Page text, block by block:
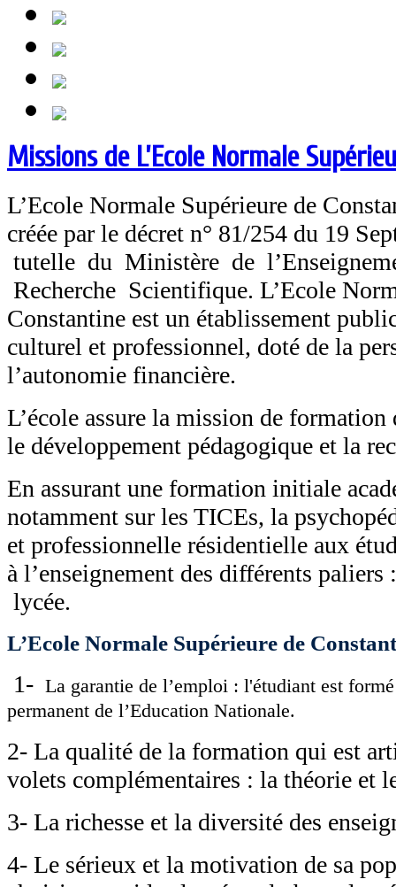
Missions de L’Ecole Normale
L’Ecole Normale Supérieure de
créée par le décret n° 81/254 du 19
tutelle du Ministère de
Recherche Scientifique. L’Ecole
Constantine est un établissement
culturel et professionnel, doté de la
l’autonomie financière.
L’école assure la mission de formation
le développement pédagogique et la
En assurant une formation initiale
notamment sur les TICEs, la
et professionnelle résidentielle aux
à l’enseignement des différents
lycée.
L’Ecole Normale Supérieure de
1- La garantie de l’emploi : l'étudiant est
permanent de l’Education Nationale.
2- La qualité de la formation qui est
volets complémentaires : la théorie et
3- La richesse et la diversité des
4- Le sérieux et la motivation de sa